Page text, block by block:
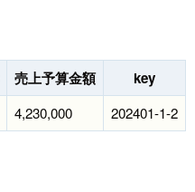
売上予算金額 key
4,230,000 202401-1-2